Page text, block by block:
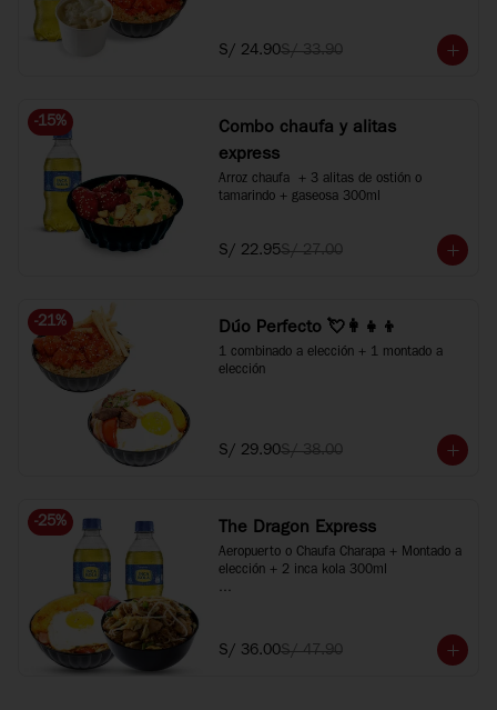
S/ 24.90S/ 33.90
-15%
Combo chaufa y alitas
express
Arroz chaufa  + 3 alitas de ostión o
tamarindo + gaseosa 300ml
S/ 22.95S/ 27.00
-21% Dúo Perfecto 💘👩‍👧‍👦
1 combinado a elección + 1 montado a
elección
S/ 29.90S/ 38.00
-25% The Dragon Express
Aeropuerto o Chaufa Charapa + Montado a
elección + 2 inca kola 300ml
S/ 36.00S/ 47.90